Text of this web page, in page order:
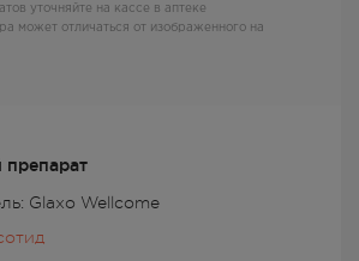
препарат
Glaxo Wellcome
уточняйте на кассе в аптеке
может отличаться от изображенного на